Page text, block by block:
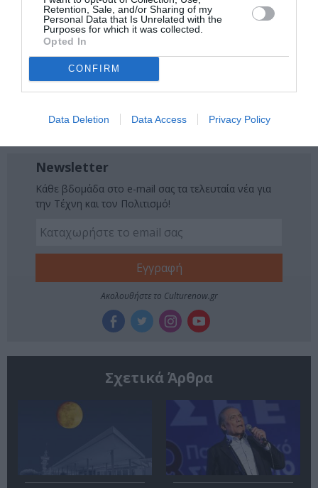
Retention, Sale, and/or Sharing of my
Personal Data that Is Unrelated with the
Purposes for which it was collected.
Opted In
CONFIRM
Data Deletion Data Access Privacy Policy
Νέοι Διαγωνισμοί
ΔΩΡΕΑΝ ΕΚΔΗΛΩΣΕΙΣ
ΜΟΥΣΕΙΟ ΜΠΕΝΑΚΗ
Newsletter
Κάθε βδομάδα στο e-mail σας τα τελευταία νέα για
την Τέχνη και τον Πολιτισμό!
Ακολουθήστε το Culturenow.gr
Σχετικά Άρθρα